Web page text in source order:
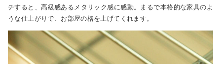
チすると、高級感あるメタリック感に感動。まるで本格的な家具のよ
うな仕上がりで、お部屋の格を上げてくれます。